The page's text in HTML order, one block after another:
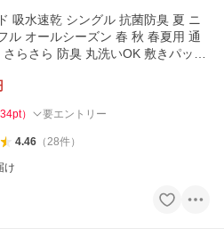
吸水速乾 シングル 抗菌防臭 夏 ニ
ル オールシーズン 春 秋 春夏用 通
らさら 防臭 丸洗いOK 敷きパット
pt） 要エントリー
4.46（28件）
け